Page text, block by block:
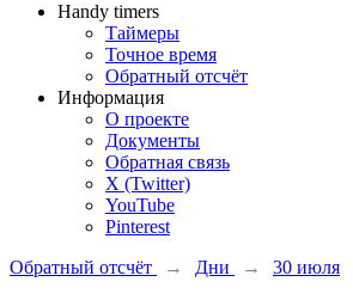
Handy timers
Таймеры
Точное время
Обратный отсчёт
Информация
О проекте
Документы
Обратная связь
X (Twitter)
YouTube
Pinterest
Обратный отсчёт
→ Дни → 30 июля